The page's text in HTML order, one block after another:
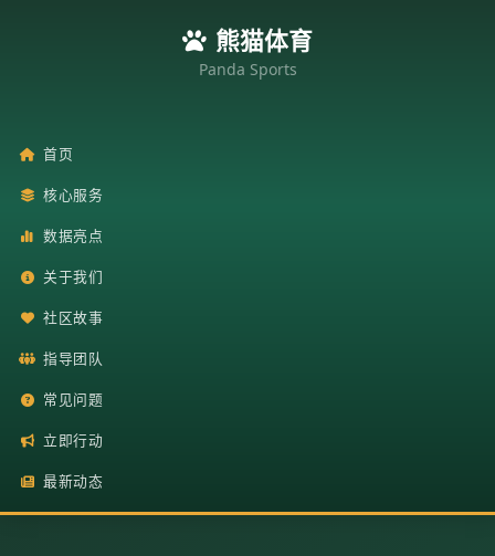
熊猫体育
Panda Sports
首页
核心服务
数据亮点
关于我们
社区故事
指导团队
常见问题
立即行动
最新动态